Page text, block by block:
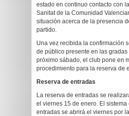
estado en continuo contacto con
Sanitat de la Comunidad
situación acerca de la presencia
partido.
Una vez recibida la confirmación
de público presente en las gradas
próximo sábado, el club pone en
procedimiento para la reserva de
Reserva de entradas
La reserva de entradas se
el viernes 15 de enero. El sistema
entradas se abrirá el viernes por